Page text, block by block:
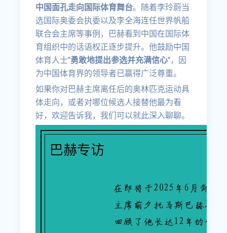
中国面孔走向国际体育舞台。随着李玲蔚当
选国际奥委会执委以及李全海连任世界帆船
联合会主席等事例，巴赫看到中国在国际体
育组织中的话语权正逐步提升。他鼓励中国
体育人士"勇敢地提出参选并充满信心"，因
为中国体育界的领导者已赢得广泛尊重。
如果你对巴赫主席离任后的奥林匹克运动具
体走向，或者对哪位候选人接替他最为看
好，欢迎告诉我，我们可以就此深入聊聊。